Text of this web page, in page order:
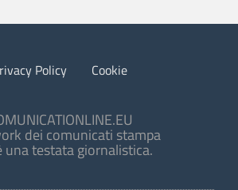
Policy Cookie
dei comunicati stampa
una testata giornalistica.